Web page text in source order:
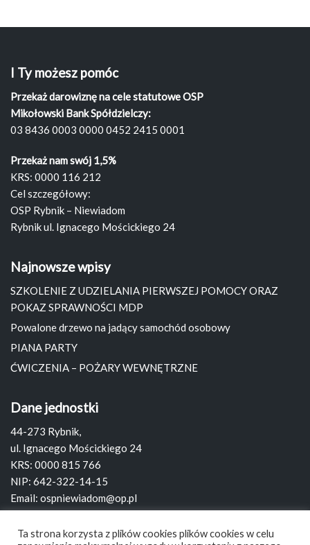
I Ty możesz pomóc
Przekaż darowiznę na cele statutowe OSP
Mikołowski Bank Spółdzielczy:
03 8436 0003 0000 0452 2415 0001
Przekaż nam swój 1,5%
KRS: 0000 116 212
Cel szczegółowy:
OSP Rybnik – Niewiadom
Rybnik ul. Ignacego Mościckiego 24
Najnowsze wpisy
SZKOLENIE Z UDZIELANIA PIERWSZEJ POMOCY ORAZ
POKAZ SPRAWNOŚCI MDP
Powalone drzewo na jadący samochód osobowy
PIANA PARTY
ĆWICZENIA – POŻARY WEWNĘTRZNE
Dane jednostki
44-273 Rybnik,
ul. Ignacego Mościckiego 24
KRS: 0000 815 766
NIP: 642-322-14-15
Email: ospniewiadom@op.pl
Strona:www.ospniewiadom.pl
Ta strona korzysta z plików cookies plików cookies w celu